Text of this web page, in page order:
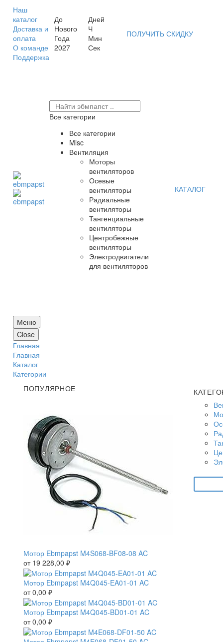
Наш
каталог
Доставка и
оплата
О команде
Поддержка
До
Нового
Года
2027
Дней
Ч
Мин
Сек
ПОЛУЧИТЬ СКИДКУ
Все категории
Все категории
Misc
Вентиляция
Моторы
вентиляторов
Осевые
вентиляторы
Радиальные
вентиляторы
Тангенциальные
вентиляторы
Центробежные
вентиляторы
Электродвигатели
для вентиляторов
КАТАЛОГ
Меню
Close
Главная
Главная
Каталог
Категории
ПОПУЛЯРНОЕ
Мотор Ebmpapst M4S068-BF08-08 AC
от 19 228,00 ₽
Мотор Ebmpapst M4Q045-EA01-01 AC
от0,00 ₽
Мотор Ebmpapst M4Q045-BD01-01 AC
от0,00 ₽